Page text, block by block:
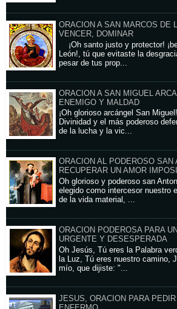
ORACION A SAN MARCOS DE
VENCER, DOMINAR
¡Oh santo justo y protector!
León!, tú que evitaste la
pesar de tus prop...
ORACION A SAN MIGUEL
ENEMIGO Y MALDAD
¡Oh glorioso arcángel San
Divinidad y el más poderoso
de la lucha y la vic...
ORACION AL PODEROSO SAN
RECUPERAR UN AMOR
Oh glorioso y poderoso san
elegido como intercesor nuestro
de la vida material, ...
ORACION PODEROSA PARA
URGENTE Y DESESPERADA
Oh Jesús, Tú eres la Palabra
la Luz, Tú eres nuestro camino,
mío, que dijiste: "...
JESUS, ORACION PARA